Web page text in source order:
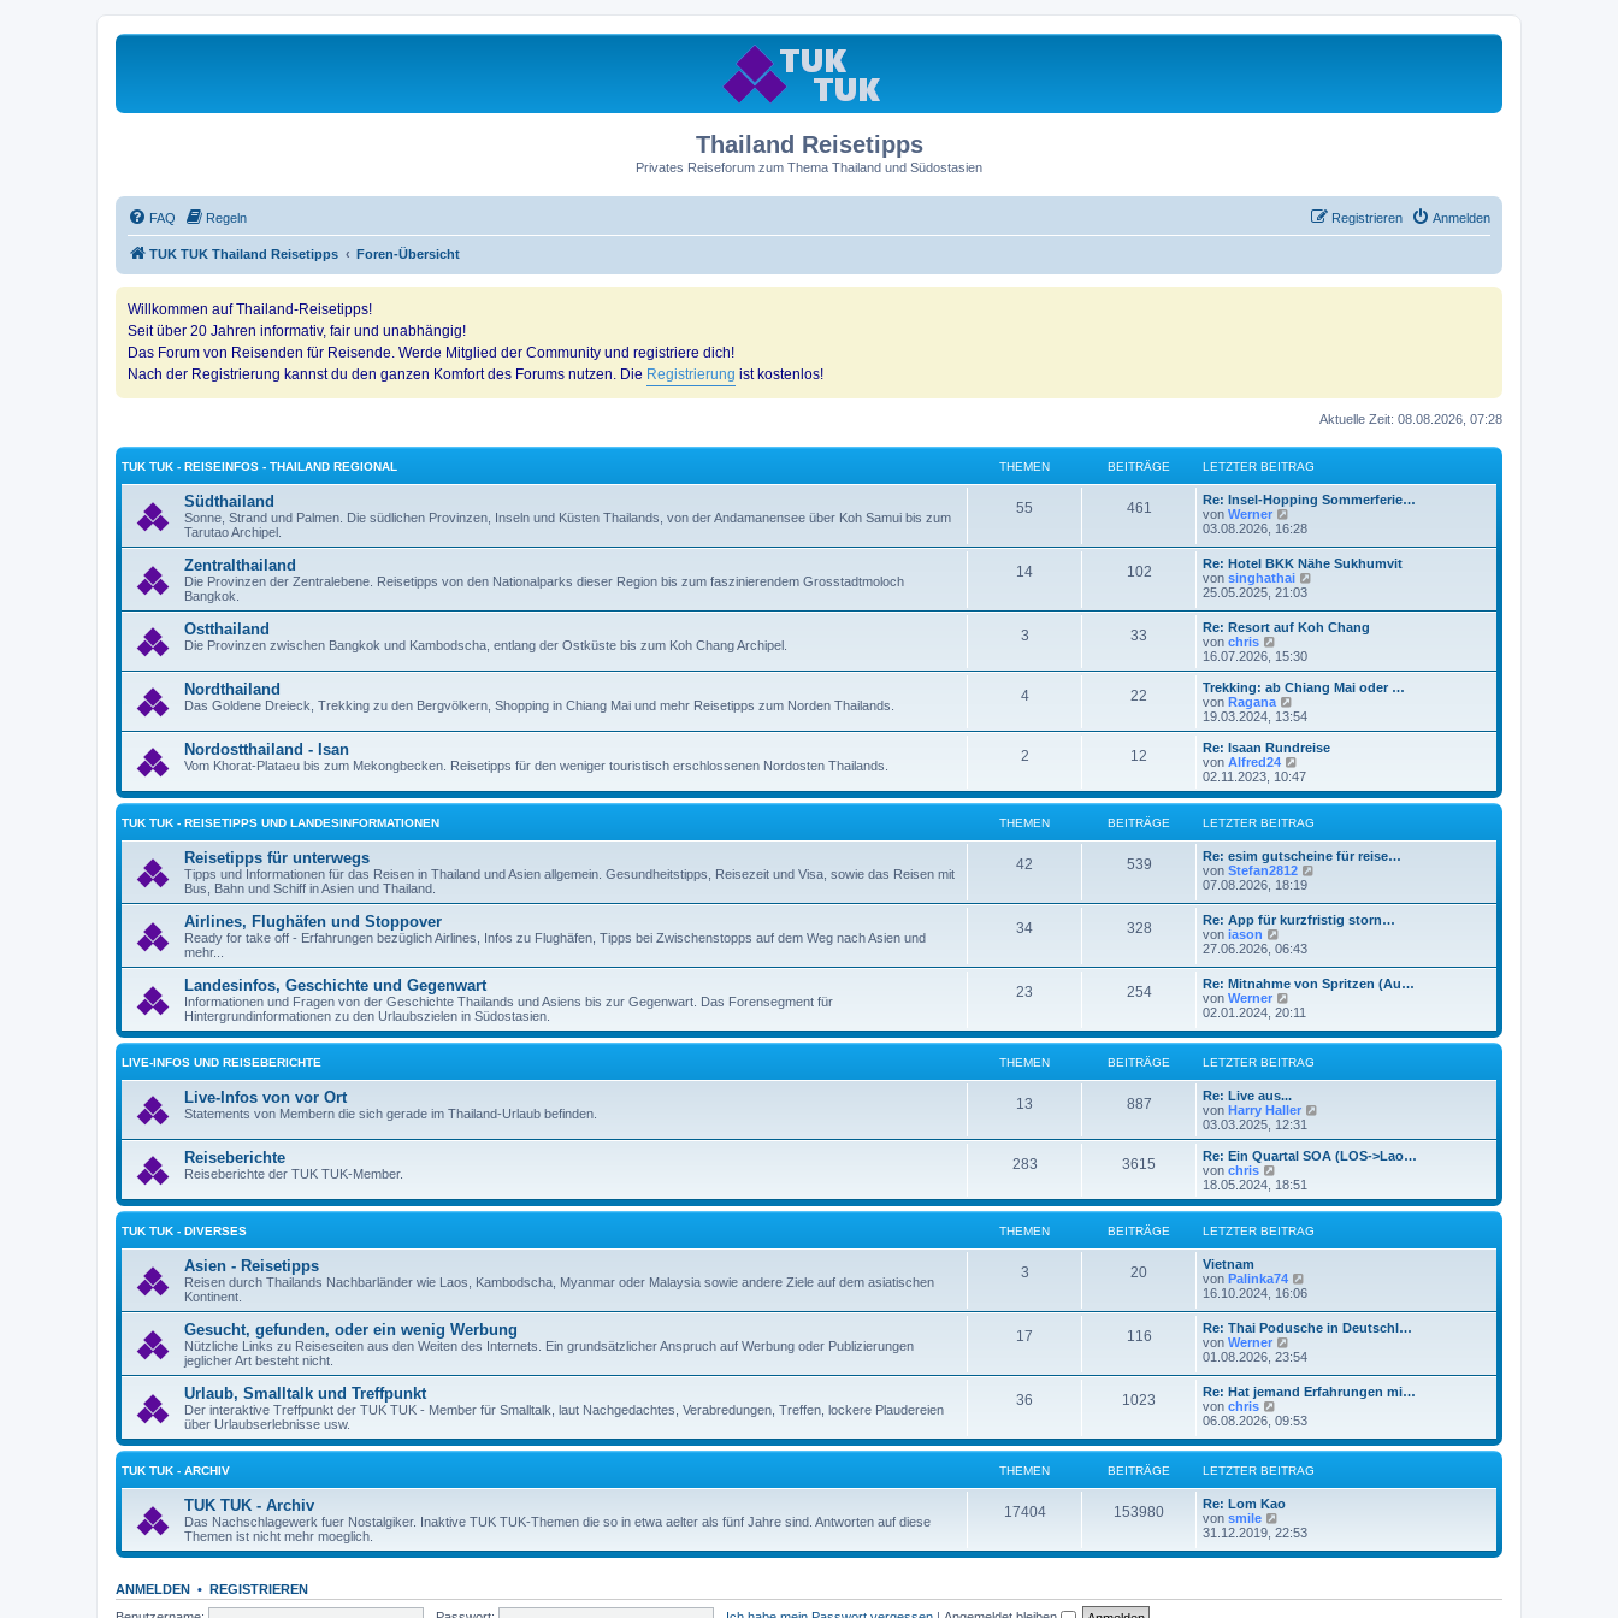
Thailand Reisetipps
Privates Reiseforum zum Thema Thailand und Südostasien
FAQ Regeln Anmelden
Registrieren
TUK TUK Thailand Reisetipps Foren-Übersicht
Willkommen auf Thailand-Reisetipps!
Seit über 20 Jahren informativ, fair und unabhängig!
Das Forum von Reisenden für Reisende. Werde Mitglied der Community und registriere dich!
Nach der Registrierung kannst du den ganzen Komfort des Forums nutzen. Die Registrierung ist kostenlos!
Aktuelle Zeit: 08.08.2026, 07:28
TUK TUK - REISEINFOS - THAILAND REGIONAL THEMEN BEITRÄGE LETZTER BEITRAG
Südthailand
Sonne, Strand und Palmen. Die südlichen Provinzen, Inseln und Küsten Thailands, von der Andamanensee über Koh Samui bis zum
Tarutao Archipel.
55 461
Re: Insel-Hopping Sommerferie…
von Werner
e
e
s
t
e
r
B
i
t
r
a
g
03.08.2026, 16:28
Zentralthailand
Die Provinzen der Zentralebene. Reisetipps von den Nationalparks dieser Region bis zum faszinierendem Grosstadtmoloch
Bangkok.
14 102
Re: Hotel BKK Nähe Sukhumvit
von singhathai
e
s
r
B
t
r
25.05.2025, 21:03
Ostthailand
Die Provinzen zwischen Bangkok und Kambodscha, entlang der Ostküste bis zum Koh Chang Archipel.
3 33
Re: Resort auf Koh Chang
von chris
e
u
e
s
t
B
e
i
t
a
g
16.07.2026, 15:30
Nordthailand
Das Goldene Dreieck, Trekking zu den Bergvölkern, Shopping in Chiang Mai und mehr Reisetipps zum Norden Thailands.
4 22
Trekking: ab Chiang Mai oder …
von Ragana
e
u
e
s
t
r
B
e
i
t
r
a
g
19.03.2024, 13:54
Nordostthailand - Isan
Vom Khorat-Plataeu bis zum Mekongbecken. Reisetipps für den weniger touristisch erschlossenen Nordosten Thailands.
2 12
Re: Isaan Rundreise
von Alfred24
e
u
e
s
r
B
e
i
t
a
02.11.2023, 10:47
TUK TUK - REISETIPPS UND LANDESINFORMATIONEN THEMEN BEITRÄGE LETZTER BEITRAG
Reisetipps für unterwegs
Tipps und Informationen für das Reisen in Thailand und Asien allgemein. Gesundheitstipps, Reisezeit und Visa, sowie das Reisen mit
Bus, Bahn und Schiff in Asien und Thailand.
42 539
Re: esim gutscheine für reise…
von Stefan2812
e
s
r
B
t
r
07.08.2026, 18:19
Airlines, Flughäfen und Stoppover
Ready for take off - Erfahrungen bezüglich Airlines, Infos zu Flughäfen, Tipps bei Zwischenstopps auf dem Weg nach Asien und
mehr...
34 328
Re: App für kurzfristig storn…
von iason
e
s
t
e
r
B
e
i
t
r
a
27.06.2026, 06:43
Landesinfos, Geschichte und Gegenwart
Informationen und Fragen von der Geschichte Thailands und Asiens bis zur Gegenwart. Das Forensegment für
Hintergrundinformationen zu den Urlaubszielen in Südostasien.
23 254
Re: Mitnahme von Spritzen (Au…
von Werner
e
e
t
e
r
B
e
i
t
a
g
02.01.2024, 20:11
LIVE-INFOS UND REISEBERICHTE THEMEN BEITRÄGE LETZTER BEITRAG
Live-Infos von vor Ort
Statements von Membern die sich gerade im Thailand-Urlaub befinden.
13 887
Re: Live aus...
von Harry Haller
u
e
r
i
g
03.03.2025, 12:31
Reiseberichte
Reiseberichte der TUK TUK-Member.
283 3615
Re: Ein Quartal SOA (LOS->Lao…
von chris
e
u
e
s
B
e
i
t
r
a
18.05.2024, 18:51
TUK TUK - DIVERSES THEMEN BEITRÄGE LETZTER BEITRAG
Asien - Reisetipps
Reisen durch Thailands Nachbarländer wie Laos, Kambodscha, Myanmar oder Malaysia sowie andere Ziele auf dem asiatischen
Kontinent.
3 20
Vietnam
von Palinka74
e
e
s
t
e
r
B
i
t
r
a
g
16.10.2024, 16:06
Gesucht, gefunden, oder ein wenig Werbung
Nützliche Links zu Reiseseiten aus den Weiten des Internets. Ein grundsätzlicher Anspruch auf Werbung oder Publizierungen
jeglicher Art besteht nicht.
17 116
Re: Thai Podusche in Deutschl…
von Werner
e
e
s
e
r
B
e
i
a
01.08.2026, 23:54
Urlaub, Smalltalk und Treffpunkt
Der interaktive Treffpunkt der TUK TUK - Member für Smalltalk, laut Nachgedachtes, Verabredungen, Treffen, lockere Plaudereien
über Urlaubserlebnisse usw.
36 1023
Re: Hat jemand Erfahrungen mi…
von chris
e
e
t
e
r
B
e
i
06.08.2026, 09:53
TUK TUK - ARCHIV THEMEN BEITRÄGE LETZTER BEITRAG
TUK TUK - Archiv
Das Nachschlagewerk fuer Nostalgiker. Inaktive TUK TUK-Themen die so in etwa aelter als fünf Jahre sind. Antworten auf diese
Themen ist nicht mehr moeglich.
17404 153980
Re: Lom Kao
von smile
e
e
e
31.12.2019, 22:53
ANMELDEN • REGISTRIEREN